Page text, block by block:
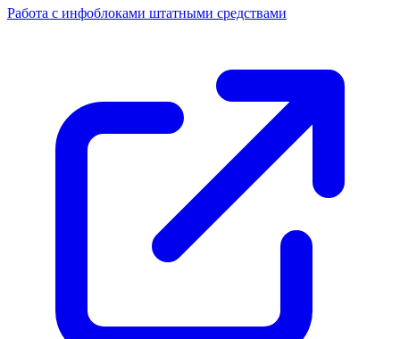
Работа с инфоблоками штатными средствами